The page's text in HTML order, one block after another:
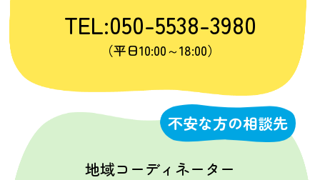
TEL:050-5538-3980
（平日10:00～18:00）
不安な方の相談先
地域コーディネーター